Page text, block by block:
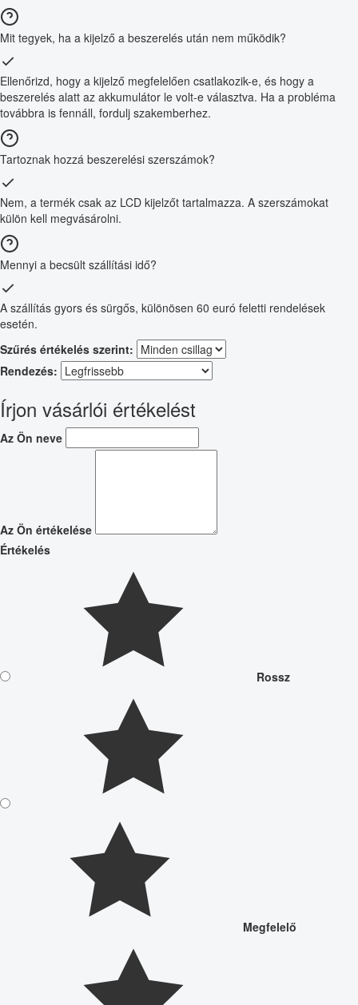
Mit tegyek, ha a kijelző a beszerelés után nem működik?
Ellenőrizd, hogy a kijelző megfelelően csatlakozik-e, és hogy a
beszerelés alatt az akkumulátor le volt-e választva. Ha a probléma
továbbra is fennáll, fordulj szakemberhez.
Tartoznak hozzá beszerelési szerszámok?
Nem, a termék csak az LCD kijelzőt tartalmazza. A szerszámokat
külön kell megvásárolni.
Mennyi a becsült szállítási idő?
A szállítás gyors és sürgős, különösen 60 euró feletti rendelések
esetén.
Szűrés értékelés szerint:
Rendezés:
Írjon vásárlói értékelést
Az Ön neve
Az Ön értékelése
Értékelés
Rossz
Megfelelő